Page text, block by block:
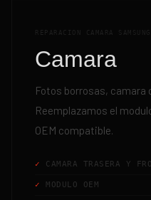
REPARACION CAMARA
Camara
Fotos borrosas, camara
Reemplazamos el
OEM compatible.
CAMARA TRASERA Y
MODULO OEM